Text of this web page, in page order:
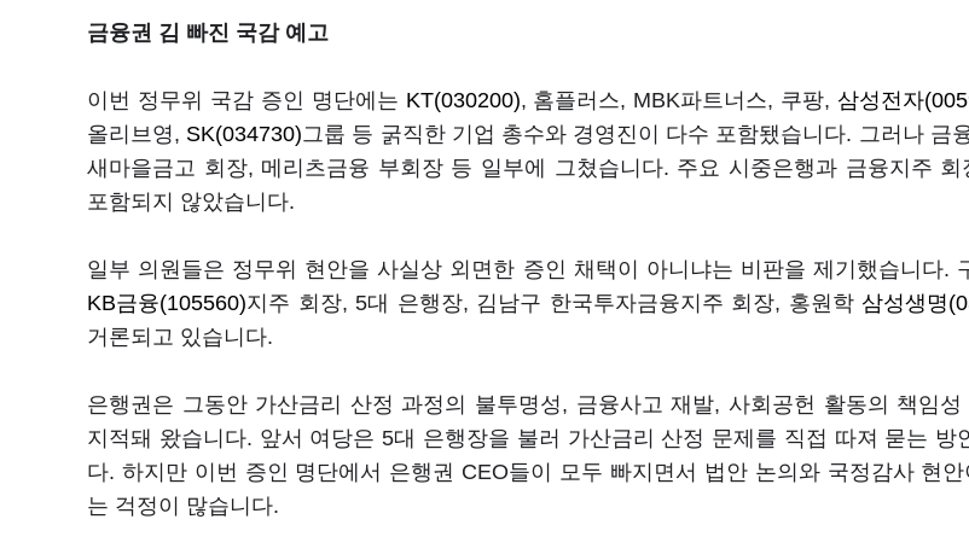
금융권 김 빠진 국감 예고
이번 정무위 국감 증인 명단에는 KT(030200), 홈플러스, MBK파트너스, 쿠팡, 삼성전자
올리브영, SK(034730)그룹 등 굵직한 기업 총수와 경영진이 다수 포함됐습니다. 그러나 금
새마을금고 회장, 메리츠금융 부회장 등 일부에 그쳤습니다. 주요 시중은행과 금융지주
포함되지 않았습니다.
일부 의원들은 정무위 현안을 사실상 외면한 증인 채택이 아니냐는 비판을 제기했습니다.
KB금융(105560)지주 회장, 5대 은행장, 김남구 한국투자금융지주 회장, 홍원학 삼성생명
거론되고 있습니다.
은행권은 그동안 가산금리 산정 과정의 불투명성, 금융사고 재발, 사회공헌 활동의 책임성
지적돼 왔습니다. 앞서 여당은 5대 은행장을 불러 가산금리 산정 문제를 직접 따져 묻는 방
다. 하지만 이번 증인 명단에서 은행권 CEO들이 모두 빠지면서 법안 논의와 국정감사 현
는 걱정이 많습니다.